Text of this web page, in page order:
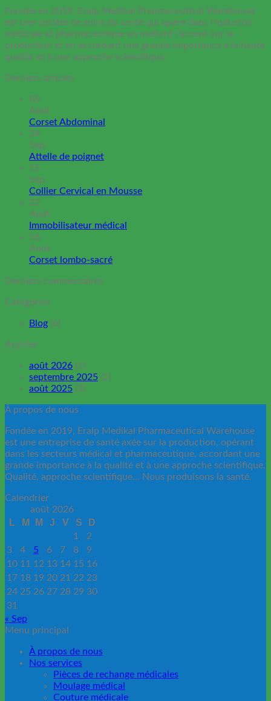
Fondée en 2019, Eralp Medikal Pharmaceutical Warehouse
est une société de soins de santé qui opère dans l'industrie
médicale et pharmaceutique en mettant l'accent sur la
production et en accordant une grande importance à la haute
qualité et à une approche scientifique.
Derniers articles
05
Août
Corset Abdominal
24
Sep
Attelle de poignet
15
Sep
Collier Cervical en Mousse
22
Août
Immobilisateur médical
16
Août
Corset lombo-sacré
Derniers commentaires
Catégories
Blog (6)
Arşivler
août 2026 (1)
septembre 2025 (2)
août 2025 (3)
À propos de nous
Fondée en 2019, Eralp Medikal Pharmaceutical Warehouse
est une entreprise de santé axée sur la production, opérant
dans les secteurs médical et pharmaceutique, accordant une
grande importance à la qualité et à une approche scientifique.
Qualité, approche scientifique… Nous produisons la santé.
Calendrier
août 2026
L M M J V S D
1
2
3
4 5 6 7 8
9
10 11 12 13 14 15 16
17 18 19 20 21 22 23
24 25 26 27 28 29 30
31
« Sep
Menu principal
À propos de nous
Nos services
Pièces de rechange médicales
Moulage médical
Couture médicale